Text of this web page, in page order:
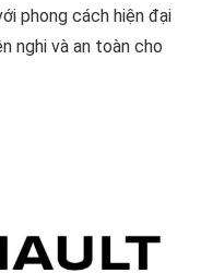
phong cách hiện đại
nghi và an toàn cho